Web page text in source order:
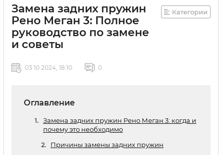
Замена задних пружин
Рено Меган 3: Полное
руководство по замене
и советы
Категории
03 10 2024, 18:10 0
Оглавление
Замена задних пружин Рено Меган 3: когда и
почему это необходимо
Причины замены задних пружин